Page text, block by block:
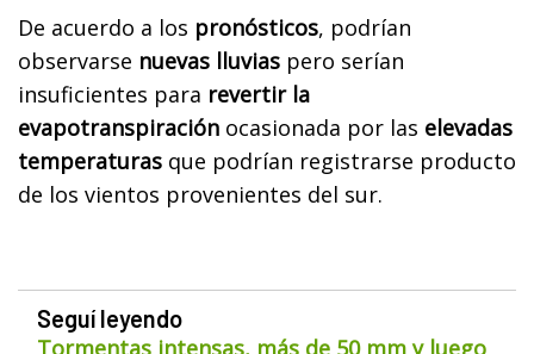
De acuerdo a los pronósticos, podrían
observarse nuevas lluvias pero serían
insuficientes para revertir la
evapotranspiración ocasionada por las elevadas
temperaturas que podrían registrarse producto
de los vientos provenientes del sur.
Seguí leyendo
Tormentas intensas, más de 50 mm y luego